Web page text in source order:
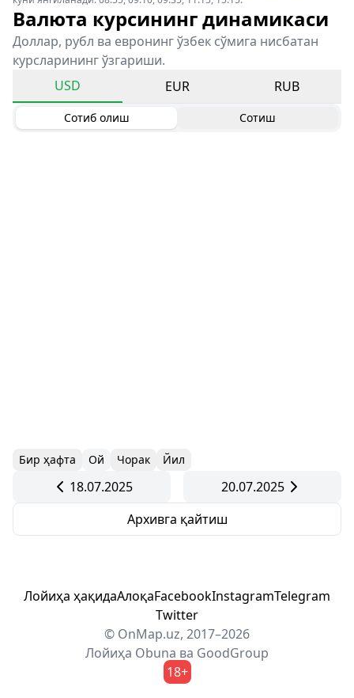
Валюта курсининг динамикаси
Доллар, рубл ва евронинг ўзбек сўмига нисбатан
курсларининг ўзгариши.
USD
EUR RUB
Сотиб олиш Сотиш
Бир ҳафта Ой Чорак Йил
18.07.2025
20.07.2025
Архивга қайтиш
Лойиҳа ҳақидаАлоқаFacebookInstagramTelegram
Twitter
© OnMap.uz, 2017–2026
Лойиҳа Obuna ва GoodGroup
18+